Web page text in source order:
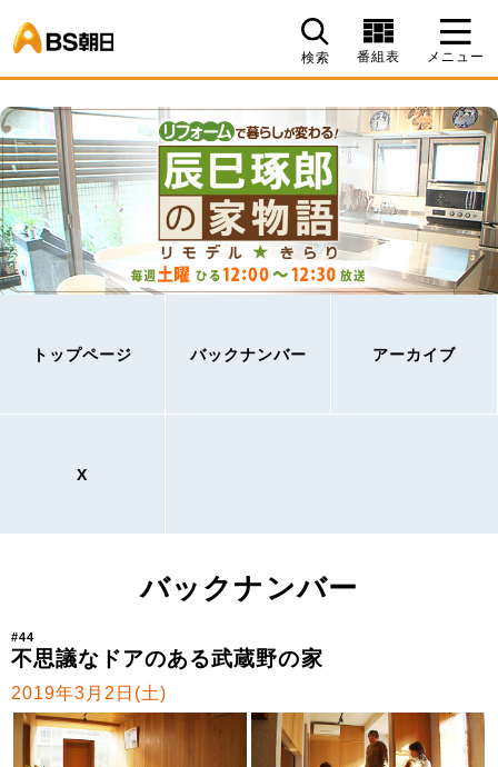
検索 番組表 メニュー
トップページ バックナンバー アーカイブ
X
バックナンバー
#44
不思議なドアのある武蔵野の家
2019年3月2日(土)